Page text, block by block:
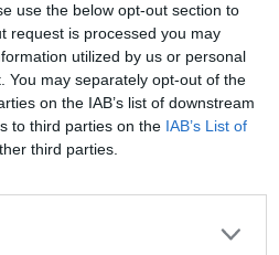
use the below opt-out section to
request is processed you may
utilized by us or personal
You may separately opt-out of the
on the IAB’s list of downstream
to third parties on the IAB’s List of
third parties.